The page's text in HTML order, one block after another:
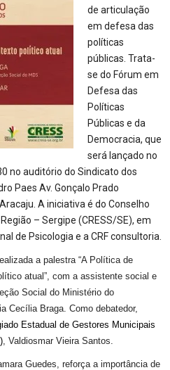
de articulação
em defesa das
políticas
públicas. Trata-
se do Fórum em
Defesa das
Políticas
Públicas e da
Democracia, que
será lançado no
no auditório do Sindicato dos
Paes Av. Gonçalo Prado
A iniciativa é do Conselho
. Região – Sergipe (CRESS/SE), em
de Psicologia e a CRF consultoria.
a palestra “A Política de
atual”, com a assistente social e
Social do Ministério do
Cecília Braga. Como debatedor,
Estadual de Gestores Municipais
, Valdiosmar Vieira Santos.
Guedes, reforça a importância de